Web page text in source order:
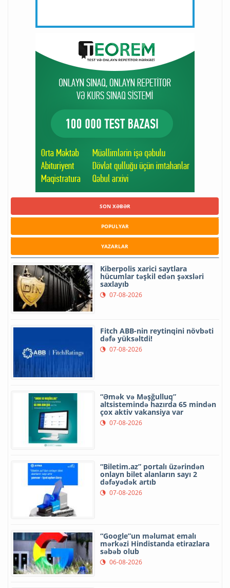
SON XƏBƏR
POPULYAR
YAZARLAR
Kiberpolis xarici saytlara
hücumlar təşkil edən şəxsləri
saxlayıb
07-08-2026
Fitch ABB-nin reytinqini növbəti
dəfə yüksəltdi!
07-08-2026
“Əmək və Məşğulluq”
altsistemində hazırda 65 mindən
çox aktiv vakansiya var
07-08-2026
“Biletim.az” portalı üzərindən
onlayn bilet alanların sayı 2
dəfəyədək artıb
07-08-2026
“Google”un məlumat emalı
mərkəzi Hindistanda etirazlara
səbəb olub
06-08-2026